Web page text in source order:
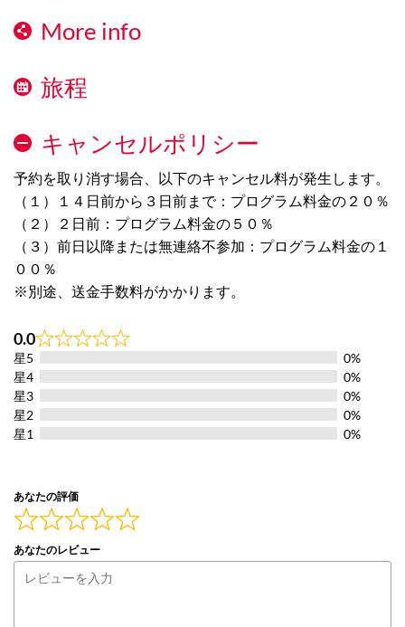
More info
旅程
キャンセルポリシー
予約を取り消す場合、以下のキャンセル料が発生します。
（１）１４日前から３日前まで：プログラム料金の２０％
（２）２日前：プログラム料金の５０％
（３）前日以降または無連絡不参加：プログラム料金の１
００％
※別途、送金手数料がかかります。
0.0
Rated
0.0
of
5
星5
0%
星4
0%
星3
0%
星2
0%
星1
0%
あなたの評価
あなたのレビュー